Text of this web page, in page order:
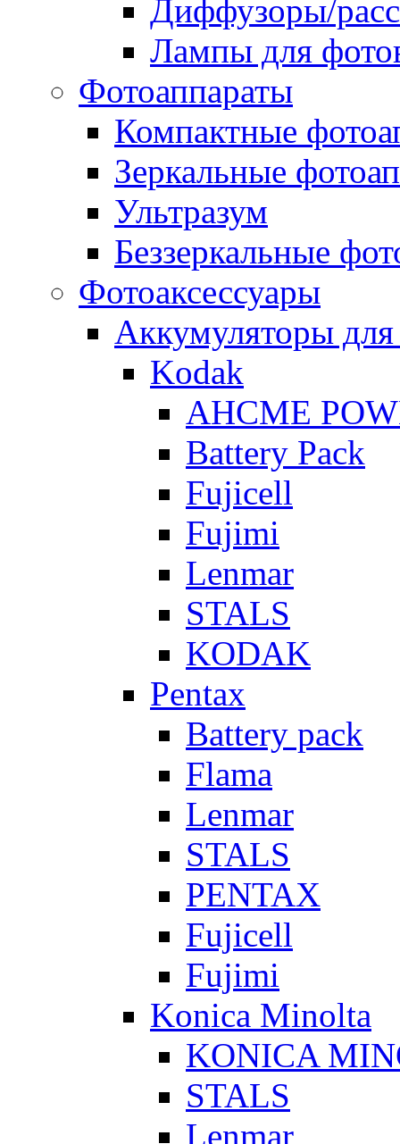
Диффузоры/
Лампы для
Фотоаппараты
Компактные
Зеркальные
Ультразум
Беззеркальные
Фотоаксессуары
Аккумуляторы для
Kodak
AHCME
Battery Pack
Fujicell
Fujimi
Lenmar
STALS
KODAK
Pentax
Battery pack
Flama
Lenmar
STALS
PENTAX
Fujicell
Fujimi
Konica Minolta
KONICA
STALS
Lenmar